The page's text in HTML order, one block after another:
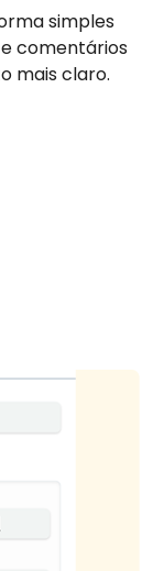
simples
comentários
mais claro.